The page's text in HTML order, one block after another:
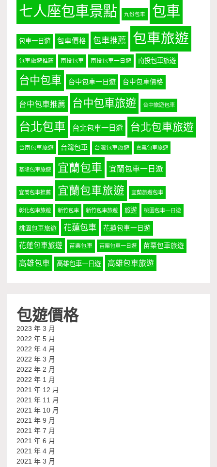
七人座包車景點 九份包車 包車
包車一日遊 包車價格 包車推薦 包車旅遊
包車旅遊推薦 南投包車 南投包車一日遊 南投包車旅遊
台中包車 台中包車一日遊 台中包車價格
台中包車推薦 台中包車旅遊 台中旅遊包車
台北包車 台北包車一日遊 台北包車旅遊
台南包車旅遊 台灣包車 台灣包車旅遊 嘉義包車旅遊
基隆包車旅遊 宜蘭包車 宜蘭包車一日遊
宜蘭包車推薦 宜蘭包車旅遊 宜蘭旅遊包車
彰化包車旅遊 新竹包車 新竹包車旅遊 旅遊 桃園包車一日遊
桃園包車旅遊 花蓮包車 花蓮包車一日遊
花蓮包車旅遊 苗栗包車 苗栗包車一日遊 苗栗包車旅遊
高雄包車 高雄包車一日遊 高雄包車旅遊
包遊價格
2023 年 3 月
2022 年 5 月
2022 年 4 月
2022 年 3 月
2022 年 2 月
2022 年 1 月
2021 年 12 月
2021 年 11 月
2021 年 10 月
2021 年 9 月
2021 年 7 月
2021 年 6 月
2021 年 4 月
2021 年 3 月